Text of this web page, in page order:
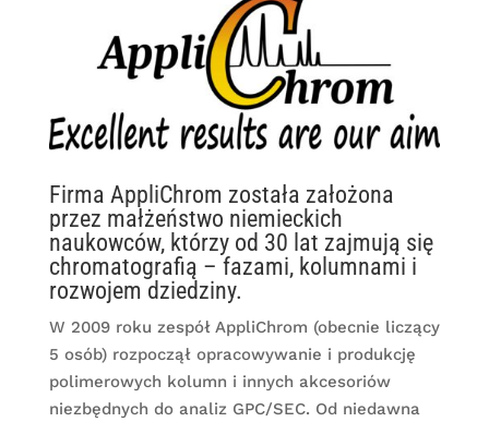
Firma AppliChrom została założona
przez małżeństwo niemieckich
naukowców, którzy od 30 lat zajmują się
chromatografią – fazami, kolumnami i
rozwojem dziedziny.
W 2009 roku zespół AppliChrom (obecnie liczący
5 osób) rozpoczął opracowywanie i produkcję
polimerowych kolumn i innych akcesoriów
niezbędnych do analiz GPC/SEC. Od niedawna